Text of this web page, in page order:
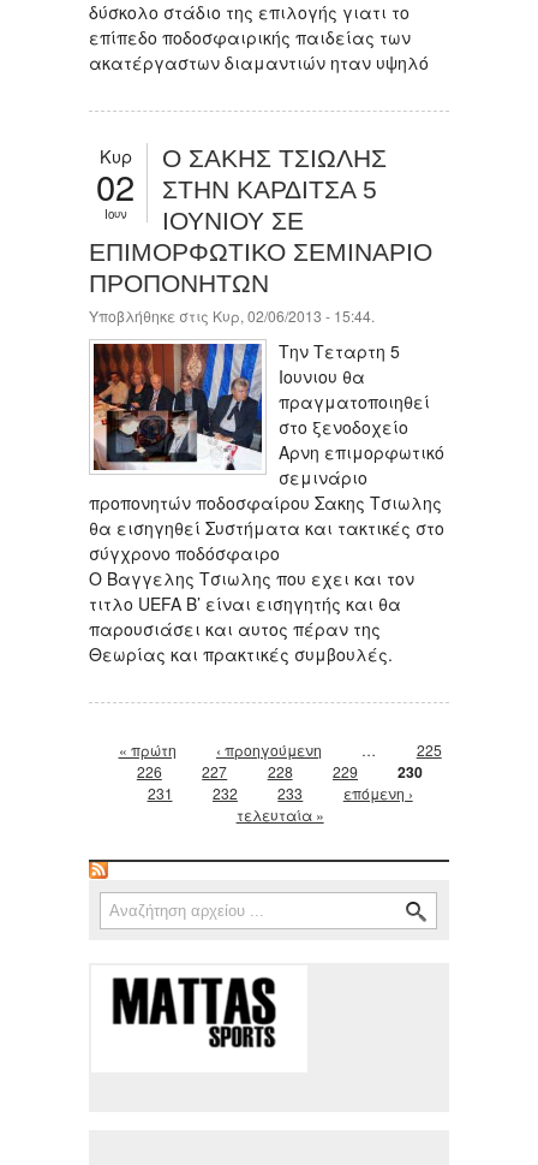
δύσκολο στάδιο της επιλογής γιατι το
επίπεδο ποδοσφαιρικής παιδείας των
ακατέργαστων διαμαντιών ηταν υψηλό
Κυρ
02
Ιουν
Ο ΣΑΚΗΣ ΤΣΙΩΛΗΣ
ΣΤΗΝ ΚΑΡΔΙΤΣΑ 5
ΙΟΥΝΙΟΥ ΣΕ
ΕΠΙΜΟΡΦΩΤΙΚΟ ΣΕΜΙΝΑΡΙΟ
ΠΡΟΠΟΝΗΤΩΝ
Υποβλήθηκε στις Κυρ, 02/06/2013 - 15:44.
Την Τεταρτη 5
Ιουνιου θα
πραγματοποιηθεί
στο ξενοδοχείο
Αρνη επιμορφωτικό
σεμινάριο
προπονητών ποδοσφαίρου Σακης Τσιωλης
θα εισηγηθεί Συστήματα και τακτικές στο
σύγχρονο ποδόσφαιρο
Ο Βαγγελης Τσιωλης που εχει και τον
τιτλο UEFA B’ είναι εισηγητής και θα
παρουσιάσει και αυτος πέραν της
Θεωρίας και πρακτικές συμβουλές.
Σελίδες
« πρώτη ‹ προηγούμενη …
225
226
227 228 229 230
231 232 233
επόμενη ›
τελευταία »
Φόρμα αναζήτησης
Αναζήτηση